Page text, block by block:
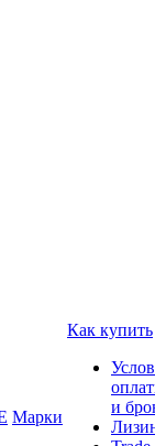
Марки
Как купить
и